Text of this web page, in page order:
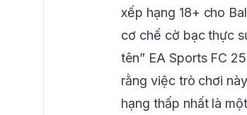
xếp hạng 18+ cho
cơ chế cờ bạc thực
tên” EA Sports FC
rằng việc trò chơi
hạng thấp nhất là